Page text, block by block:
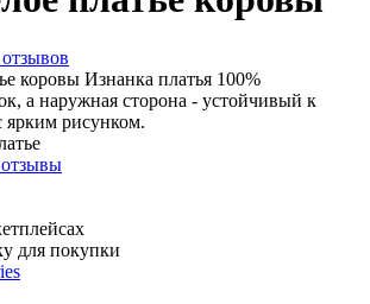
коровы Изнанка платья 100%
а наружная сторона - устойчивый к
ярким рисунком.
для покупки